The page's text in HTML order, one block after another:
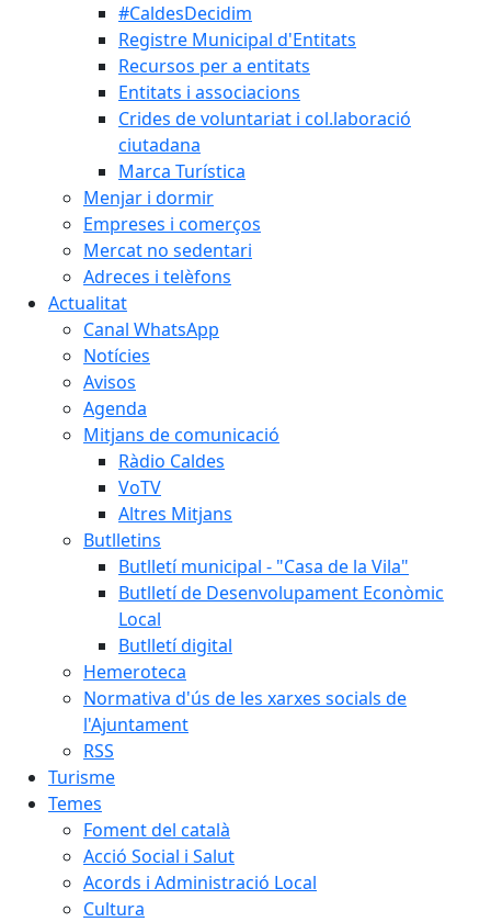
#CaldesDecidim
Registre Municipal d'Entitats
Recursos per a entitats
Entitats i associacions
Crides de voluntariat i col.laboració
ciutadana
Marca Turística
Menjar i dormir
Empreses i comerços
Mercat no sedentari
Adreces i telèfons
Actualitat
Canal WhatsApp
Notícies
Avisos
Agenda
Mitjans de comunicació
Ràdio Caldes
VoTV
Altres Mitjans
Butlletins
Butlletí municipal - "Casa de la Vila"
Butlletí de Desenvolupament Econòmic
Local
Butlletí digital
Hemeroteca
Normativa d'ús de les xarxes socials de
l'Ajuntament
RSS
Turisme
Temes
Foment del català
Acció Social i Salut
Acords i Administració Local
Cultura